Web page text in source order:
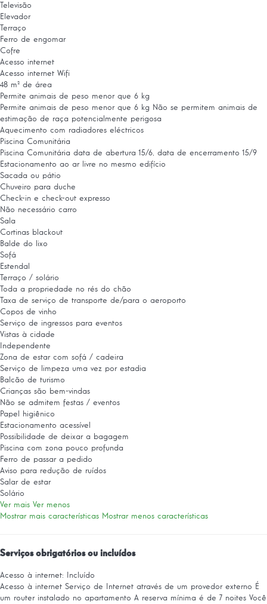
Televisão
Elevador
Terraço
Ferro de engomar
Cofre
Acesso internet
Acesso internet Wifi
48 m² de área
Permite animais de peso menor que 6 kg
Permite animais de peso menor que 6 kg Não se permitem animais de
estimação de raça potencialmente perigosa
Aquecimento com radiadores eléctricos
Piscina Comunitária
Piscina Comunitária data de abertura 15/6, data de encerramento 15/9
Estacionamento ao ar livre no mesmo edifício
Sacada ou pátio
Chuveiro para duche
Check-in e check-out expresso
Não necessário carro
Sala
Cortinas blackout
Balde do lixo
Sofá
Estendal
Terraço / solário
Toda a propriedade no rés do chão
Taxa de serviço de transporte de/para o aeroporto
Copos de vinho
Serviço de ingressos para eventos
Vistas à cidade
Independente
Zona de estar com sofá / cadeira
Serviço de limpeza uma vez por estadia
Balcão de turismo
Crianças são bem-vindas
Não se admitem festas / eventos
Papel higiênico
Estacionamento acessível
Possibilidade de deixar a bagagem
Piscina com zona pouco profunda
Ferro de passar a pedido
Aviso para redução de ruídos
Salar de estar
Solário
Ver mais Ver menos
Mostrar mais características Mostrar menos características
Serviços obrigatórios ou incluídos
Acesso à internet: Incluído
Acesso à internet Serviço de Internet através de um provedor externo É
um router instalado no apartamento A reserva mínima é de 7 noites Você